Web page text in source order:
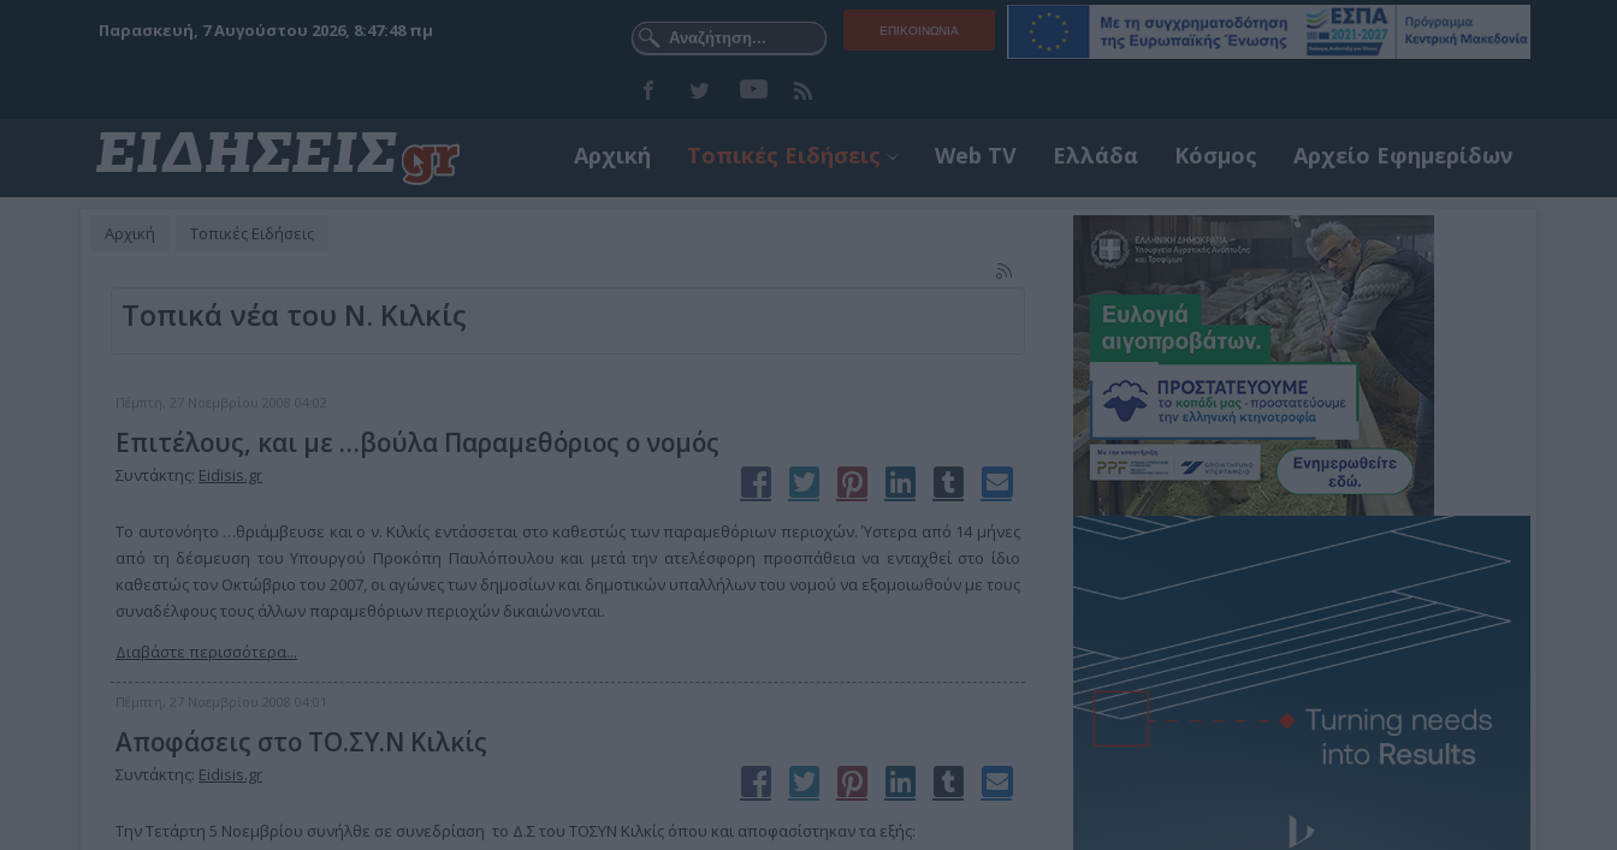
ΕΠΙΚΟΙΝΩΝΊΑ
Παρασκευή, 7 Αυγούστου 2026, 8:47:50 πμ
Αρχική Τοπικές Ειδήσεις Web TV Ελλάδα Κόσμος Αρχείο Εφημερίδων
Αρχική Τοπικές Ειδήσεις
Τοπικά νέα του Ν. Κιλκίς
Πέμπτη, 27 Νοεμβρίου 2008 04:02
Επιτέλους, και με …βούλα Παραμεθόριος ο νομός
Συντάκτης: Eidisis.gr
Το αυτονόητο …θριάμβευσε και ο ν. Κιλκίς εντάσσεται στο καθεστώς των παραμεθόριων περιοχών. Ύστερα από 14 μήνες
από τη δέσμευση του Υπουργού Προκόπη Παυλόπουλου και μετά την ατελέσφορη προσπάθεια να ενταχθεί στο ίδιο
καθεστώς τον Οκτώβριο του 2007, οι αγώνες των δημοσίων και δημοτικών υπαλλήλων του νομού να εξομοιωθούν με τους
συναδέλφους τους άλλων παραμεθόριων περιοχών δικαιώνονται.
Διαβάστε περισσότερα...
Πέμπτη, 27 Νοεμβρίου 2008 04:01
Αποφάσεις στο ΤΟ.ΣΥ.Ν Κιλκίς
Συντάκτης: Eidisis.gr
Την Τετάρτη 5 Νοεμβρίου συνήλθε σε συνεδρίαση το Δ.Σ του ΤΟΣΥΝ Κιλκίς όπου και αποφασίστηκαν τα εξής: